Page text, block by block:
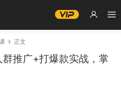
正文
推广+打爆款实战，掌